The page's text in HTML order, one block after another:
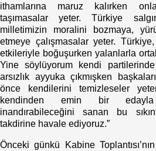
ithamlarına maruz kalırken
taşımasalar yeter. Türkiye
milletimizin moralini bozmaya,
etmeye çalışmasalar yeter.
etkileriyle boğuşurken yalanlarla
Yine söylüyorum kendi partilerinde
arsızlık ayyuka çıkmışken
önce kendilerini temizleseler
kendinden emin bir
inandırabileceğini sanan bu
takdirine havale ediyoruz.”
Önceki günkü Kabine